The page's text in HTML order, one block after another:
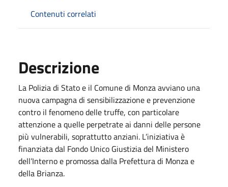
Contenuti correlati
Descrizione
La Polizia di Stato e il Comune di Monza avviano una
nuova campagna di sensibilizzazione e prevenzione
contro il fenomeno delle truffe, con particolare
attenzione a quelle perpetrate ai danni delle persone
più vulnerabili, soprattutto anziani. L’iniziativa è
finanziata dal Fondo Unico Giustizia del Ministero
dell’Interno e promossa dalla Prefettura di Monza e
della Brianza.